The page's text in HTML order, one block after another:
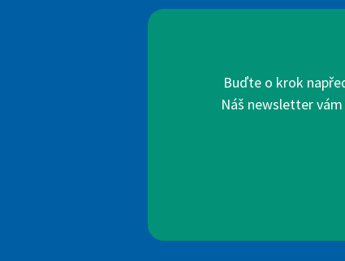
Buďte o krok
Náš newsletter